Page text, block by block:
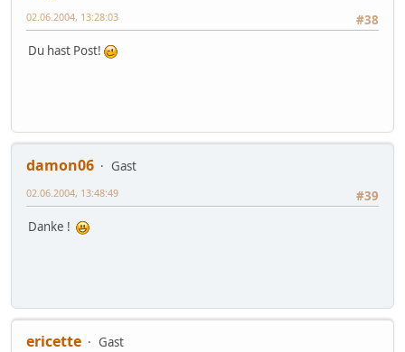
#38
02.06.2004, 13:28:03
Du hast Post!
damon06
Gast
#39
02.06.2004, 13:48:49
Danke !
ericette
Gast